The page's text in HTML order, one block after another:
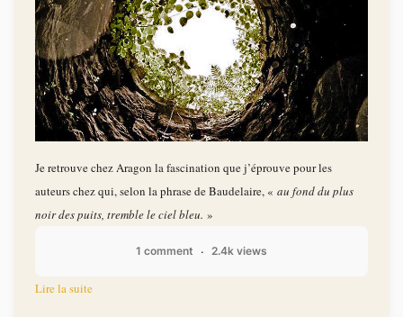
Je retrouve chez Aragon la fascination que j’éprouve pour les
auteurs chez qui, selon la phrase de Baudelaire, « au fond du plus
noir des puits, tremble le ciel bleu. »
1 comment 2.4k views
Lire la suite